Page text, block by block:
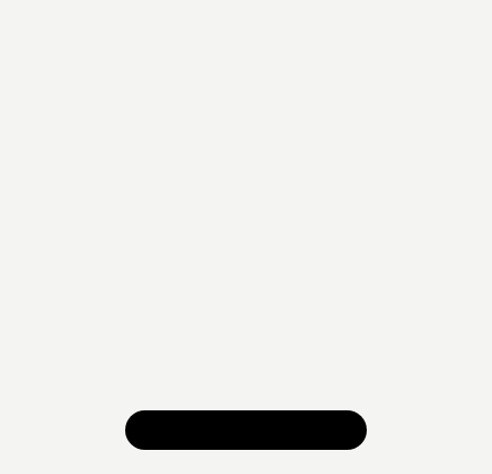
Le Parfum de l'invisible
- Tome 02 NE couleur
Milo Manara